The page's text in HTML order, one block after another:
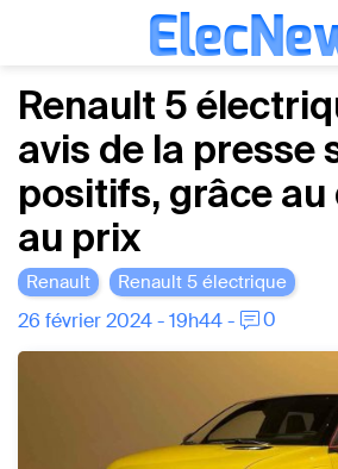
Aller
contenu
Voiture électrique
Voiture autonome
Finance
Écologie
Fiches techniques
Renault 5
avis de la presse
positifs, grâce au
au prix
Renault Renault 5 électrique
26 février 2024 - 19h44 - 0